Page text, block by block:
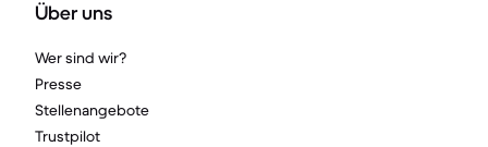
Über uns
Wer sind wir?
Presse
Stellenangebote
Trustpilot